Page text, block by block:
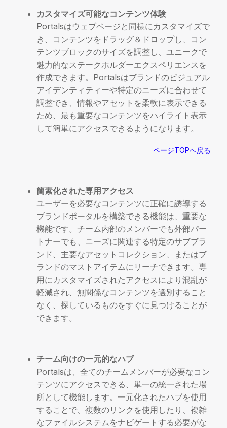
チーム向けの一元的なハブ
Portalsは、全てのチームメンバーが必要なコン
テンツにアクセスできる、単一の統一された場
所として機能します。一元化されたハブを使用
することで、複数のリンクを使用したり、複雑
なファイルシステムをナビゲートする必要がな
簡素化された専用アクセス
ユーザーを必要なコンテンツに正確に誘導する
ブランドポータルを構築できる機能は、重要な
機能です。チーム内部のメンバーでも外部パー
トナーでも、ニーズに関連する特定のサブブラ
ンド、主要なアセットコレクション、またはブ
ランドのマストアイテムにリーチできます。専
用にカスタマイズされたアクセスにより混乱が
軽減され、無関係なコンテンツを選別すること
なく、探しているものをすぐに見つけることが
できます。
カスタマイズ可能なコンテンツ体験
Portalsはウェブページと同様にカスタマイズで
き、コンテンツをドラッグ＆ドロップし、コン
テンツブロックのサイズを調整し、ユニークで
魅力的なステークホルダーエクスペリエンスを
作成できます。Portalsはブランドのビジュアル
アイデンティティーや特定のニーズに合わせて
調整でき、情報やアセットを柔軟に表示できる
ため、最も重要なコンテンツをハイライト表示
して簡単にアクセスできるようになります。
ページTOPへ戻る